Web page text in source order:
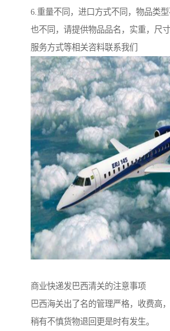
6.重量不同，进口方式不同，物品类
也不同，请提供物品品名，实重，尺
服务方式等相关咨料联系我们
商业快递发巴西清关的注意事项
巴西海关出了名的管理严格，收费高
稍有不慎货物退回更是时有发生。